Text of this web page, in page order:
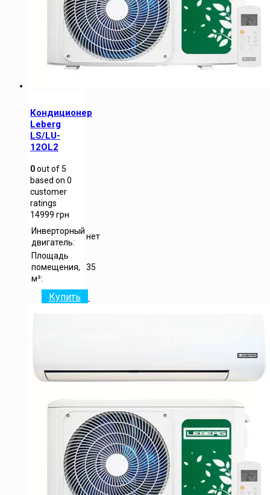
Кондиционер
Leberg
LS/LU-
12OL2
0out of5
based on 0
customer
ratings
14999 грн
Инверторный
двигатель:
нет
Площадь
помещения,
м²:
35
Купить